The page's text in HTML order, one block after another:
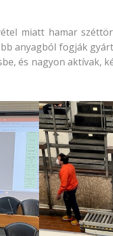
miatt hamar
anyagból fogják
és nagyon aktívak,